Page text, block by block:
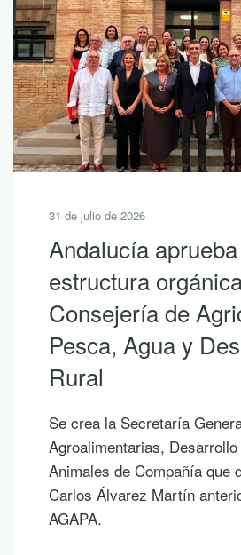
31 de julio de 2026
Andalucía
estructura
Consejería de
Pesca, Agua y
Rural
Se crea la Secretaría
Agroalimentarias,
Animales de Compañía que
Carlos Álvarez Martín
AGAPA.